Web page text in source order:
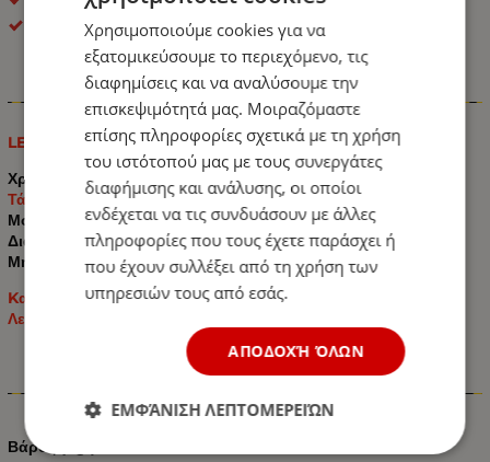
Πληροφορίες
LED Όγκου 12V / 24V IP66 Πορτοκαλί
Χρώμα: Πορτοκαλί
Τάση: 12V / 24V
Μοίρες: 180°
Διαστάσεις:
Μήκος: 155mm x 35mm x 20mm
Kατάλληλο για όλα τα Αυτοκίνητα: Ημιφορτηγά / Φορτηγά /
Λεωφορεία / Τρακτέρ – Γεωργικά Μηχανήματα κτλ.
Βάρος (kg.)
Χρησιμοποιούμε cookies για να
εξατομικεύσουμε το περιεχόμενο, τις
διαφημίσεις και να αναλύσουμε την
επισκεψιμότητά μας. Μοιραζόμαστε
επίσης πληροφορίες σχετικά με τη χρήση
του ιστότοπού μας με τους συνεργάτες
διαφήμισης και ανάλυσης, οι οποίοι
ενδέχεται να τις συνδυάσουν με άλλες
πληροφορίες που τους έχετε παράσχει ή
που έχουν συλλέξει από τη χρήση των
υπηρεσιών τους από εσάς.
ΑΠΟΔΟΧΉ ΌΛΩΝ
ΕΜΦΆΝΙΣΗ ΛΕΠΤΟΜΕΡΕΙΏΝ